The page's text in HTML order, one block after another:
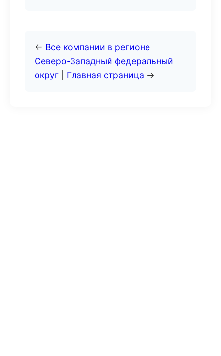
← Все компании в регионе
Северо-Западный федеральный
округ
Главная страница →